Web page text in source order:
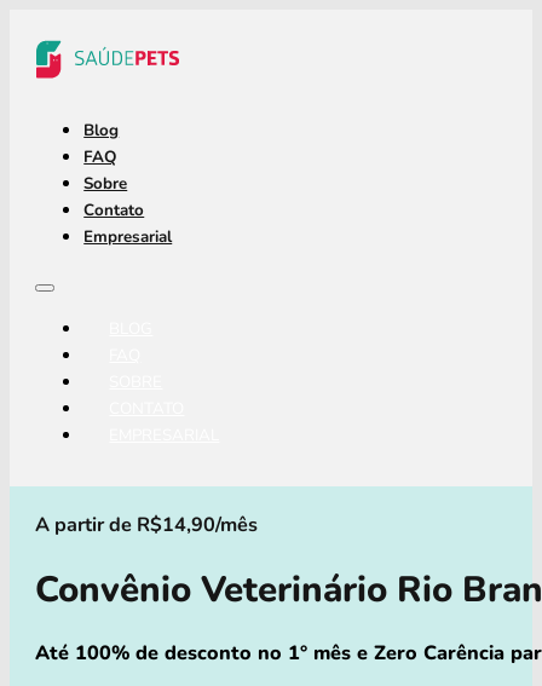
Blog
FAQ
Sobre
Contato
Empresarial
A partir de R$14,90/mês
Convênio Veterinário Rio
Até 100% de desconto no 1° mês e Zero Carência